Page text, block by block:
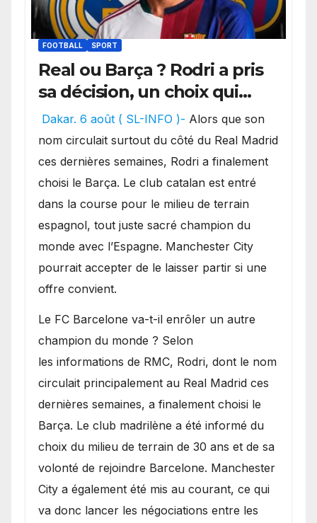
FOOTBALL SPORT
Real ou Barça ? Rodri a pris
sa décision, un choix qui
pourrait faire grand bruit
sur le marché des
transferts.
Dakar. 6 août ( SL-INFO )- Alors que son
nom circulait surtout du côté du Real Madrid
ces dernières semaines, Rodri a finalement
choisi le Barça. Le club catalan est entré
dans la course pour le milieu de terrain
espagnol, tout juste sacré champion du
monde avec l’Espagne. Manchester City
pourrait accepter de le laisser partir si une
offre convient.
​Le FC Barcelone va-t-il enrôler un autre
champion du monde ? Selon
les informations de RMC, Rodri, dont le nom
circulait principalement au Real Madrid ces
dernières semaines, a finalement choisi le
Barça. Le club madrilène a été informé du
choix du milieu de terrain de 30 ans et de sa
volonté de rejoindre Barcelone. Manchester
City a également été mis au courant, ce qui
va donc lancer les négociations entre les